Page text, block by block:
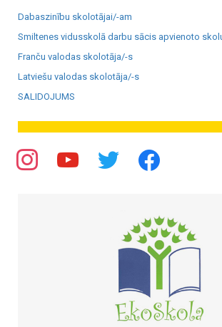
Dabaszinību skolotājai/-am
Smiltenes vidusskolā darbu sācis apvienoto
Franču valodas skolotāja/-s
Latviešu valodas skolotāja/-s
SALIDOJUMS